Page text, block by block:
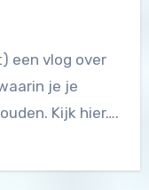
een vlog over
je je
Kijk hier….